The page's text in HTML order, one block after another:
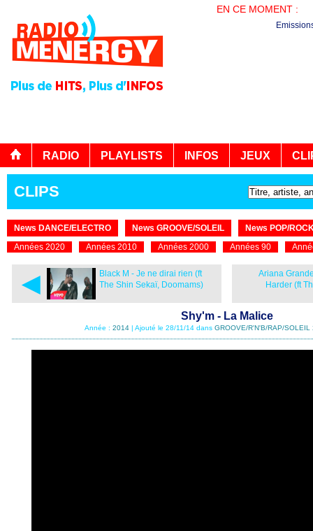
EN CE MOMENT :
RADIO PLAYLISTS INFOS JEUX
CLIPS
News DANCE/ELECTRO News GROOVE/SOLEIL
News POP/
Années 2020
Années 2010 Années 2000 Années 90
◄
Black M - Je ne dirai rien (ft
The Shin Sekaï, Doomams)
Ariana
Harder (ft
Shy'm - La Malice
Année : 2014| Ajouté le 28/11/14 dans GROOVE/R'N'B/RAP/SOLEIL